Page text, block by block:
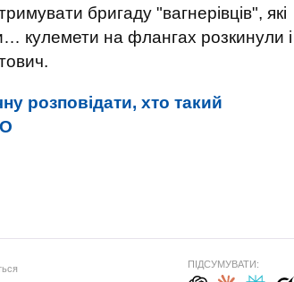
бригаду "вагнерівців", які
кулемети на флангах розкинули і
розповідати, хто такий
ПІДСУМУВАТИ: